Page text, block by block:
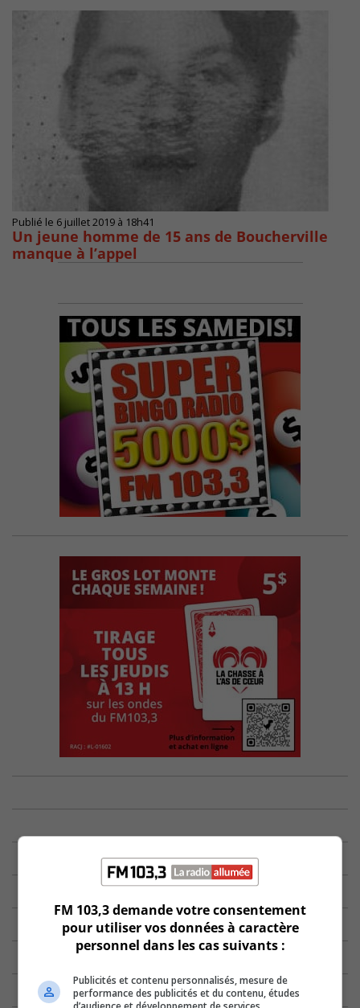
Publié le 6 juillet 2019 à 18h41
Un jeune homme de 15 ans de Boucherville
manque à l’appel
FM 103,3 demande votre consentement
pour utiliser vos données à caractère
personnel dans les cas suivants :
Publicités et contenu personnalisés, mesure de
performance des publicités et du contenu, études